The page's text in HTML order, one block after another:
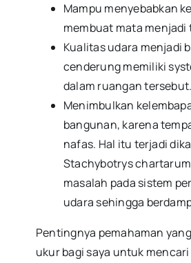
Mampu menyebabkan
membuat mata
Kualitas udara menjadi
cenderung memiliki
dalam ruangan tersebut.
Menimbulkan
bangunan, karena
nafas. Hal itu terjadi
Stachybotrys
masalah pada sistem
udara sehingga
Pentingnya pemahaman
ukur bagi saya untuk